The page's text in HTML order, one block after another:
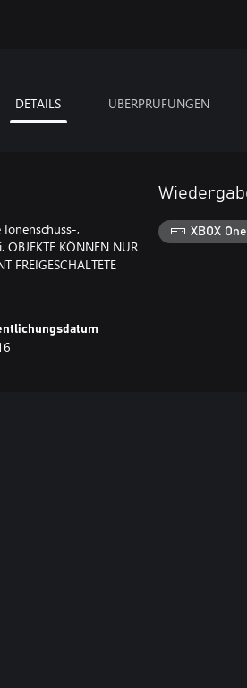
DETAILS ÜBERPRÜFUNGEN
,
KÖNNEN NUR
FREIGESCHALTETE
XBOX One